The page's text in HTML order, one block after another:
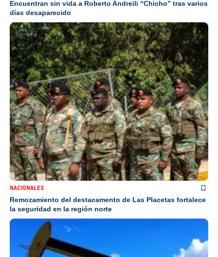
Encuentran sin vida a Roberto Andreili “Chicho” tras varios
días desaparecido
NACIONALES
Remozamiento del destacamento de Las Placetas fortalece
la seguridad en la región norte